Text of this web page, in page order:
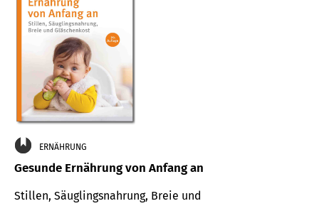
ERNÄHRUNG
Gesunde Ernährung von Anfang an
Stillen, Säuglingsnahrung, Breie und